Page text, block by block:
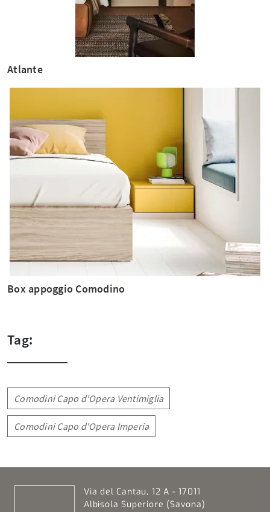
Atlante
Box appoggio Comodino
Tag:
Comodini Capo d'Opera Ventimiglia
Comodini Capo d'Opera Imperia
Via del Cantau, 12 A - 17011
Albisola Superiore (Savona)